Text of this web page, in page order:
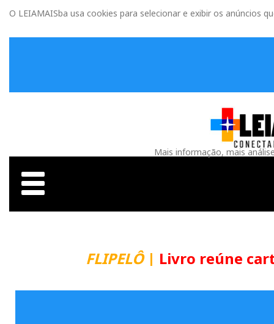
O LEIAMAISba usa cookies para selecionar e exibir os anúncios
Mais informação, mais
FLIPELÔ| Livro reúne